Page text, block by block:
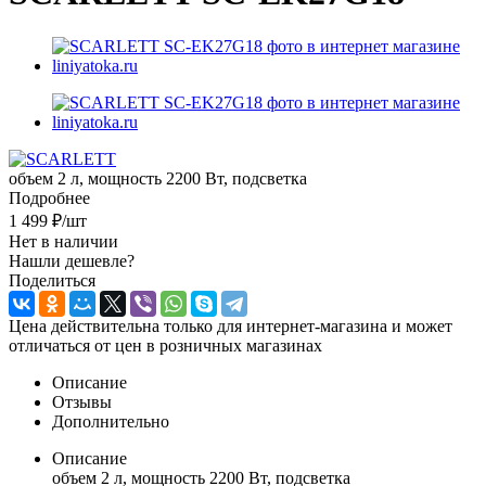
объем 2 л, мощность 2200 Вт, подсветка
Подробнее
1 499 ₽/шт
Нет в наличии
Нашли дешевле?
Поделиться
Цена действительна только для интернет-магазина и может
отличаться от цен в розничных магазинах
Описание
Отзывы
Дополнительно
Описание
объем 2 л, мощность 2200 Вт, подсветка